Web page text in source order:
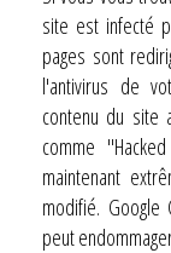
site est infecté
pages sont
l'antivirus de
contenu du site
comme
maintenant
modifié. Google
peut